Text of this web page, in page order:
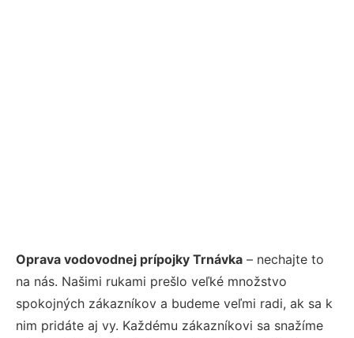
Oprava vodovodnej prípojky Trnávka – nechajte to
na nás. Našimi rukami prešlo veľké množstvo
spokojných zákazníkov a budeme veľmi radi, ak sa k
nim pridáte aj vy. Každému zákazníkovi sa snažíme